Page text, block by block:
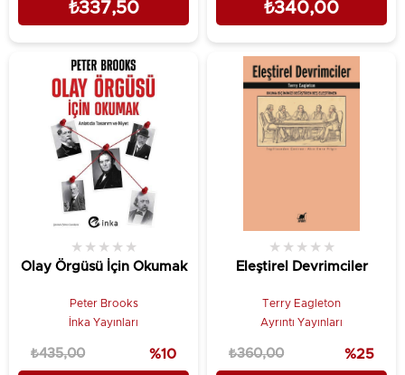
₺337,50 ₺340,00
Olay Örgüsü İçin Okumak
★ ★ ★ ★ ★
Peter Brooks
İnka Yayınları
₺435,00 %10
Eleştirel Devrimciler
★ ★ ★ ★ ★
Terry Eagleton
Ayrıntı Yayınları
₺360,00 %25